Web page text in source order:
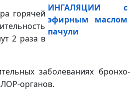
горячей
2 раза в
заболеваниях бронхо-
органов.